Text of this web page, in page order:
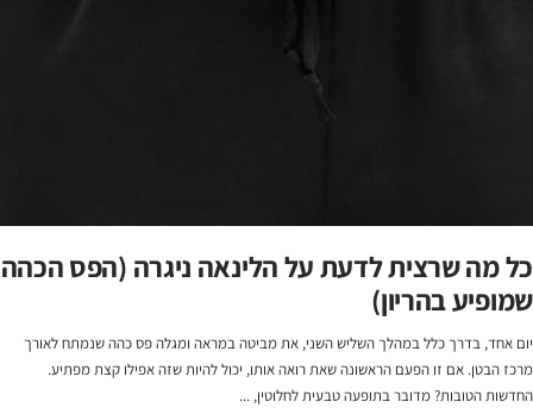
כל מה שרצית לדעת על הלינאה ניגרה (הפס הכהה
שמופיע בהריון)
יום אחד, בדרך כלל במהלך השליש השני, את מביטה במראה ומגלה פס כהה שנמתח לאורך
מרכז הבטן. אם זו הפעם הראשונה שאת רואה אותו, יכול להיות שזה אפילו קצת מפתיע.
החדשות הטובות? מדובר בתופעה טבעית לחלוטין, ...